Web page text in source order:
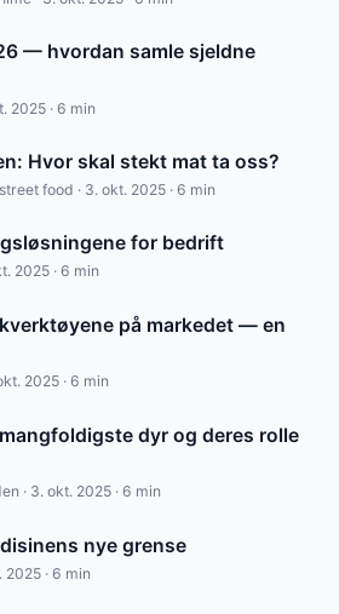
— hvordan samle sjeldne
2025 · 6 min
Hvor skal stekt mat ta oss?
food · 3. okt. 2025 · 6 min
for bedrift
2025 · 6 min
på markedet — en
2025 · 6 min
dyr og deres rolle
· 3. okt. 2025 · 6 min
nye grense
· 6 min